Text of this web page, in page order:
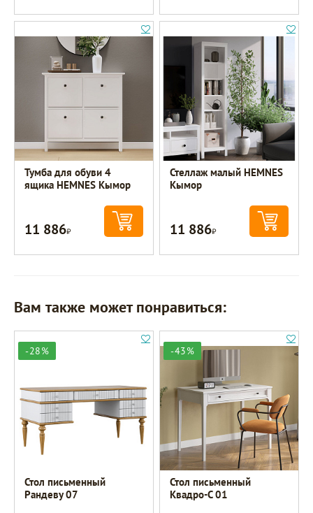
Тумба для обуви 4
ящика HEMNES Кымор
11 886Р
Стеллаж малый HEMNES
Кымор
11 886Р
Вам также может понравиться:
-28%
Стол письменный
Рандеву 07
-43%
Стол письменный
Квадро-С 01